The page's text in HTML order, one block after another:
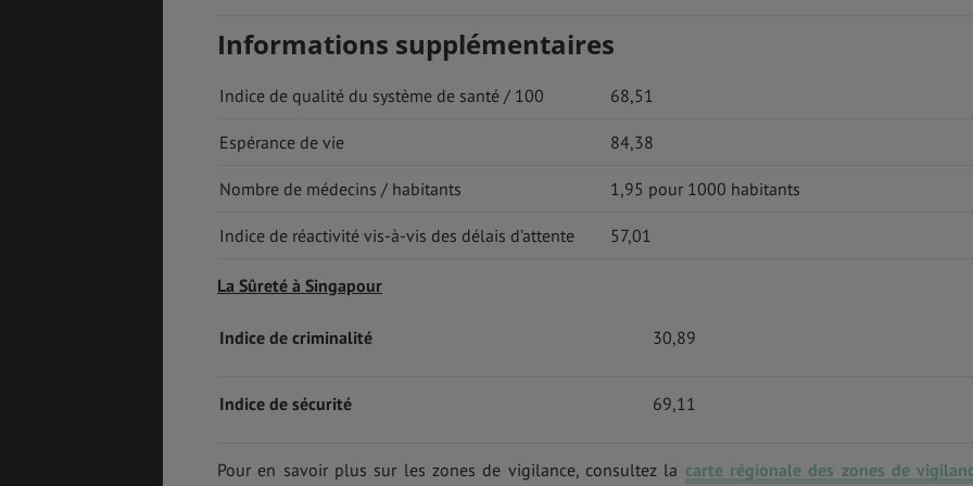
Informations supplémentaires
Indice de qualité du système de santé / 100 68,51
Espérance de vie 84,38
Nombre de médecins / habitants 1,95 pour 1000 habitants
Indice de réactivité vis-à-vis des délais d’attente 57,01
La Sûreté à Singapour
Indice de criminalité 30,89
Indice de sécurité 69,11
Pour en savoir plus sur les zones de vigilance, consultez la carte régionale des zones de